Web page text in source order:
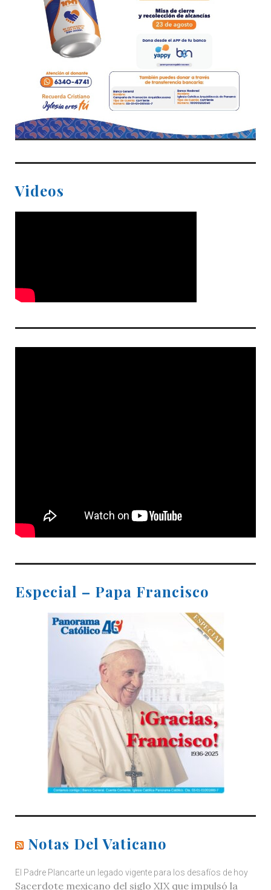
Videos
Especial – Papa Francisco
Notas Del Vaticano
El Padre Plancarte un legado vigente para los desafíos de hoy
Sacerdote mexicano del siglo XIX que impulsó la